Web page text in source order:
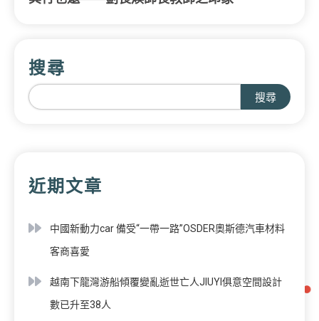
搜尋
搜尋
近期文章
中國新動力car 備受“一帶一路”OSDER奧斯德汽車材料
客商喜愛
越南下龍灣游船傾覆變亂逝世亡人JIUYI俱意空間設計
數已升至38人